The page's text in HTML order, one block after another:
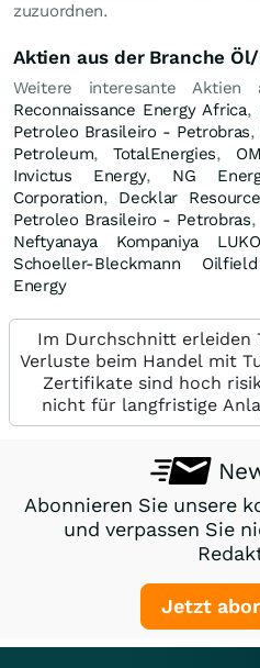
zuzuordnen.
Aktien aus der Branche Öl/
Weitere interesante Aktien
Reconnaissance Energy Africa,
Petroleo Brasileiro - Petrobras,
Petroleum,TotalEnergies,
Invictus Energy, NG
Corporation, Decklar
Petroleo Brasileiro - Petrobras,
Neftyanaya Kompaniya
Schoeller-Bleckmann
Energy
Im Durchschnitt erleiden
Verluste beim Handel mit
Zertifikate sind hoch
nicht für langfristige
Abonnieren Sie unsere
und verpassen Sie
Jetzt